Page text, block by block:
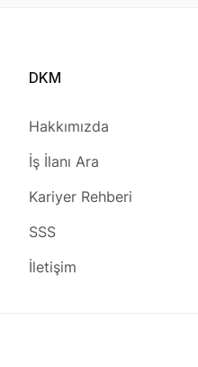
DKM
Hakkımızda
İş İlanı Ara
Kariyer Rehberi
SSS
İletişim